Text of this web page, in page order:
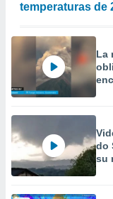
temperaturas de
La
do
su